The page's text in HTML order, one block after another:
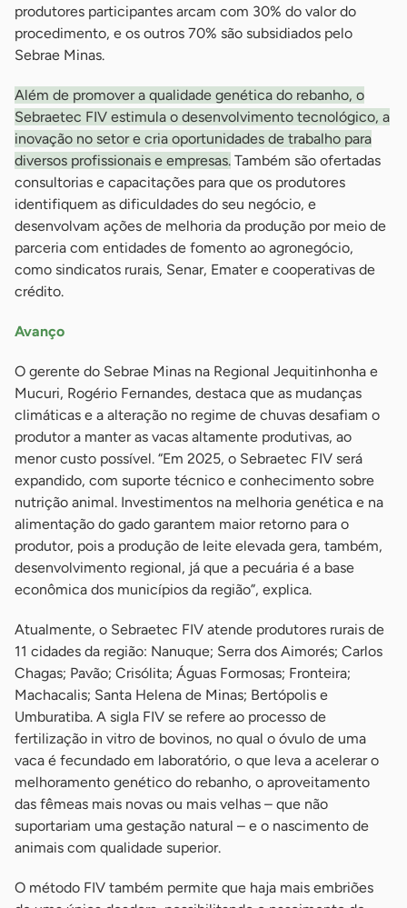
produtores participantes arcam com 30% do valor do
procedimento, e os outros 70% são subsidiados pelo
Sebrae Minas.
Além de promover a qualidade genética do rebanho, o
Sebraetec FIV estimula o desenvolvimento tecnológico, a
inovação no setor e cria oportunidades de trabalho para
diversos profissionais e empresas. Também são ofertadas
consultorias e capacitações para que os produtores
identifiquem as dificuldades do seu negócio, e
desenvolvam ações de melhoria da produção por meio de
parceria com entidades de fomento ao agronegócio,
como sindicatos rurais, Senar, Emater e cooperativas de
crédito.
Avanço
O gerente do Sebrae Minas na Regional Jequitinhonha e
Mucuri, Rogério Fernandes, destaca que as mudanças
climáticas e a alteração no regime de chuvas desafiam o
produtor a manter as vacas altamente produtivas, ao
menor custo possível. “Em 2025, o Sebraetec FIV será
expandido, com suporte técnico e conhecimento sobre
nutrição animal. Investimentos na melhoria genética e na
alimentação do gado garantem maior retorno para o
produtor, pois a produção de leite elevada gera, também,
desenvolvimento regional, já que a pecuária é a base
econômica dos municípios da região”, explica.
Atualmente, o Sebraetec FIV atende produtores rurais de
11 cidades da região: Nanuque; Serra dos Aimorés; Carlos
Chagas; Pavão; Crisólita; Águas Formosas; Fronteira;
Machacalis; Santa Helena de Minas; Bertópolis e
Umburatiba. A sigla FIV se refere ao processo de
fertilização in vitro de bovinos, no qual o óvulo de uma
vaca é fecundado em laboratório, o que leva a acelerar o
melhoramento genético do rebanho, o aproveitamento
das fêmeas mais novas ou mais velhas – que não
suportariam uma gestação natural – e o nascimento de
animais com qualidade superior.
O método FIV também permite que haja mais embriões